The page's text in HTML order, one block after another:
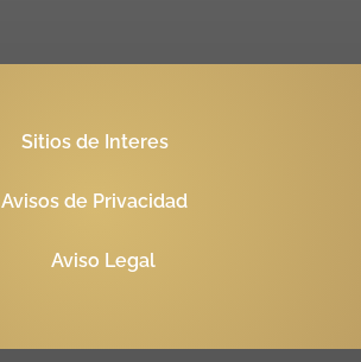
Sitios de Interes
Avisos de Privacidad
Aviso Legal